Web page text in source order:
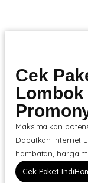
Cek
Lombok
Maksimalkan
Dapatkan internet
hambatan, harga
Cek Paket